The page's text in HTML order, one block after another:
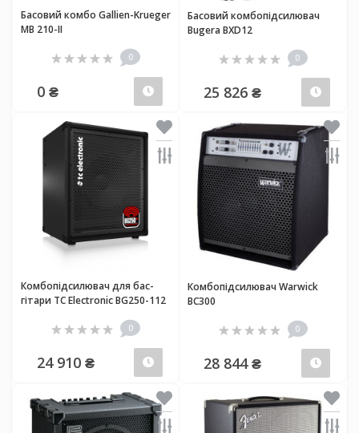
Басовий комбо Gallien-Krueger
MB 210-II
0
0 ₴ Передзамовлення
Басовий комбопідсилювач
Bugera BXD12
0
25 826 ₴
Комбопідсилювач для бас-
гітари TC Electronic BG250-112
0
24 910 ₴ Передзамовлення
Комбопідсилювач Warwick
BC300
0
28 844 ₴